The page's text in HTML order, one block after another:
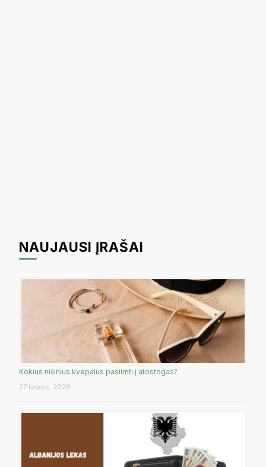
NAUJAUSI ĮRAŠAI
Kokius nišinius kvepalus pasiimti į atostogas?
27 liepos, 2026